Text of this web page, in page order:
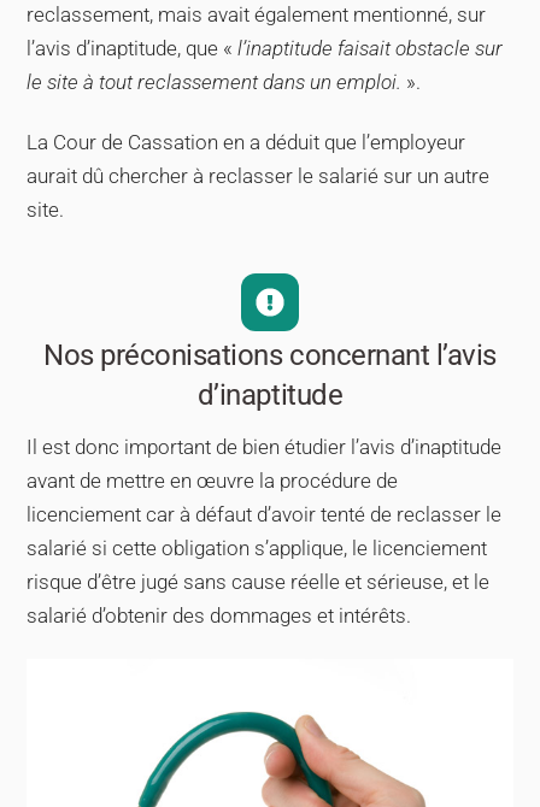
reclassement, mais avait également mentionné, sur
l’avis d’inaptitude, que « l’inaptitude faisait obstacle sur
le site à tout reclassement dans un emploi. ».
La Cour de Cassation en a déduit que l’employeur
aurait dû chercher à reclasser le salarié sur un autre
site.
Nos préconisations concernant l’avis
d’inaptitude
Il est donc important de bien étudier l’avis d’inaptitude
avant de mettre en œuvre la procédure de
licenciement car à défaut d’avoir tenté de reclasser le
salarié si cette obligation s’applique, le licenciement
risque d’être jugé sans cause réelle et sérieuse, et le
salarié d’obtenir des dommages et intérêts.